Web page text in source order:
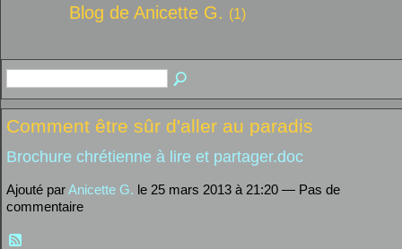
Blog de Anicette G. (1)
Comment être sûr d'aller au paradis
Brochure chrétienne à lire et partager.doc
Ajouté parAnicette G. le 25 mars 2013 à 21:20 — Pas de
commentaire